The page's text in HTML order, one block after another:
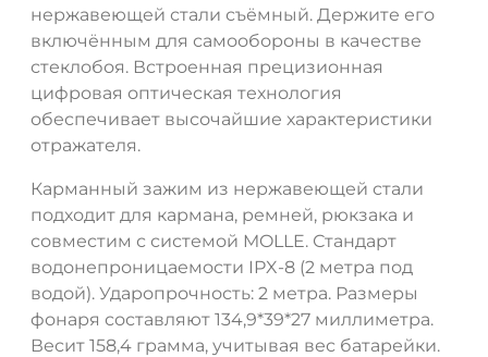
нержавеющей стали съёмный. Держите его
включённым для самообороны в качестве
стеклобоя. Встроенная прецизионная
цифровая оптическая технология
обеспечивает высочайшие характеристики
отражателя.
Карманный зажим из нержавеющей стали
подходит для кармана, ремней, рюкзака и
совместим с системой MOLLE. Стандарт
водонепроницаемости IPX-8 (2 метра под
водой). Ударопрочность: 2 метра. Размеры
фонаря составляют 134,9*39*27 миллиметра.
Весит 158,4 грамма, учитывая вес батарейки.
ДА НЕТ